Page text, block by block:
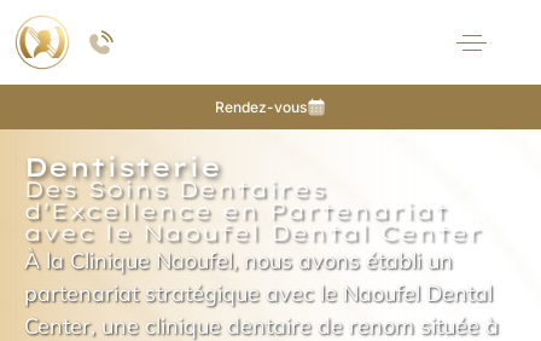
Rendez-vous
Dentisterie
Des Soins Dentaires
d'Excellence en Partenariat
avec le Naoufel Dental Center
À la Clinique Naoufel, nous avons établi un
partenariat stratégique avec le Naoufel Dental
Center, une clinique dentaire de renom située à